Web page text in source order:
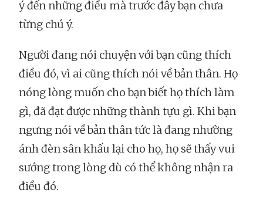
ý đến những điều mà trước đây bạn chưa
từng chú ý.
Người đang nói chuyện với bạn cũng thích
điều đó, vì ai cũng thích nói về bản thân. Họ
nóng lòng muốn cho bạn biết họ thích làm
gì, đã đạt được những thành tựu gì. Khi bạn
ngưng nói về bản thân tức là đang nhường
ánh đèn sân khấu lại cho họ, họ sẽ thấy vui
sướng trong lòng dù có thể không nhận ra
điều đó.